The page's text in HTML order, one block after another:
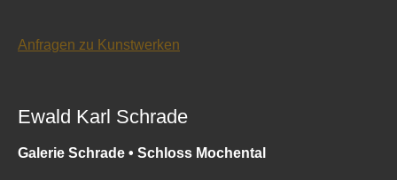
Anfragen zu Kunstwerken
Ewald Karl Schrade
Galerie Schrade • Schloss Mochental